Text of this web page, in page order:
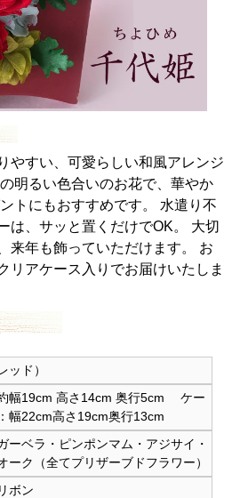
やすい、可愛らしい和風アレンジ
明るい色合いのお花で、華やか
トにもおすすめです。 水遣り不
は、サッと置くだけでOK。 大切
来年も飾っていただけます。 お
リアケース入りでお届けいたしま
ッド）
幅19cm 高さ14cm 奥行5cm ケー
幅22cm高さ19cm奥行13cm
ーベラ・ピンポンマム・アジサイ・
ーク（全てプリザーブドフラワー）
ボン